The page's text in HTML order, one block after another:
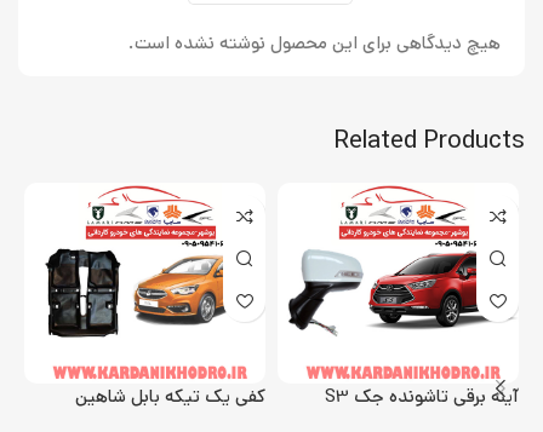
هیچ دیدگاهی برای این محصول نوشته نشده است.
Related Products
آینه برقی تاشونده جک S3
کفی یک تیکه بابل شاهین